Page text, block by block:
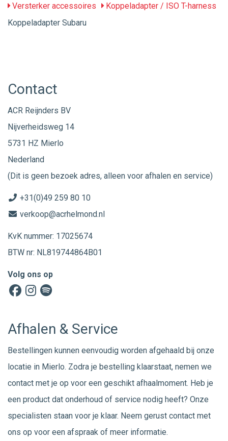
Versterker accessoires
Koppeladapter / ISO T-harness
Koppeladapter Subaru
Contact
ACR Reijnders BV
Nijverheidsweg 14
5731 HZ Mierlo
Nederland
(Dit is geen bezoek adres, alleen voor afhalen en service)
+31(0)49 259 80 10
verkoop@acrhelmond.nl
KvK nummer: 17025674
BTW nr: NL819744864B01
Volg ons op
Afhalen & Service
Bestellingen kunnen eenvoudig worden afgehaald bij onze
locatie in Mierlo. Zodra je bestelling klaarstaat, nemen we
contact met je op voor een geschikt afhaalmoment. Heb je
een product dat onderhoud of service nodig heeft? Onze
specialisten staan voor je klaar. Neem gerust contact met
ons op voor een afspraak of meer informatie.